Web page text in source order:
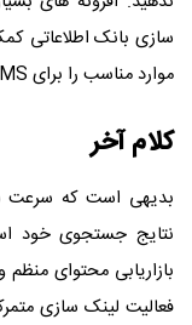
سازی بانک اطلاعاتی
موارد مناسب را برای
کلام آخر
بدیهی است که سرعت
نتایج جستجوی خود
بازاریابی محتوای
فعالیت لینک سازی